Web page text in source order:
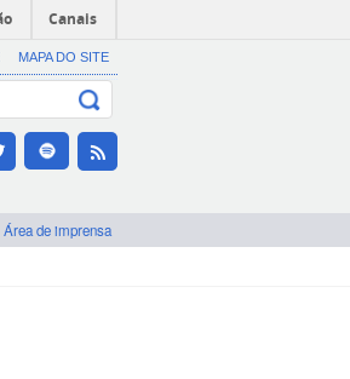
Canais
MAPA DO SITE
Área de imprensa